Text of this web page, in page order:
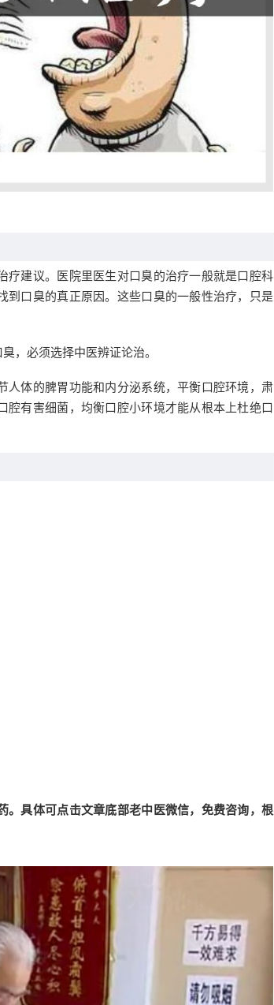
疗建议。医院里医生对口臭的治疗一般就是口腔科
口臭的真正原因。这些口臭的一般性治疗，只是
，必须选择中医辨证论治。
体的脾胃功能和内分泌系统，平衡口腔环境，肃
有害细菌，均衡口腔小环境才能从根本上杜绝口
具体可点击文章底部老中医微信，免费咨询，根